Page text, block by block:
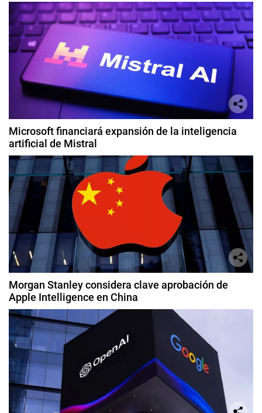
Microsoft financiará expansión de la inteligencia
artificial de Mistral
Morgan Stanley considera clave aprobación de
Apple Intelligence en China